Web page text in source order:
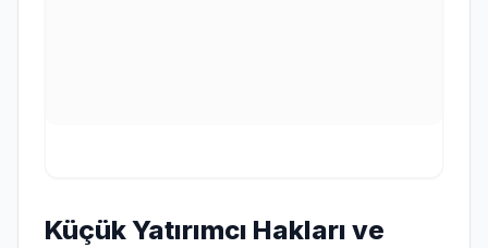
Küçük Yatırımcı Hakları ve